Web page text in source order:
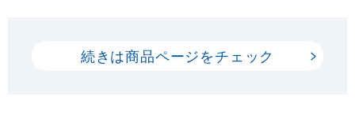
続きは商品ページをチェック